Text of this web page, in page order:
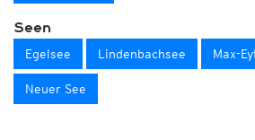
Seen
Egelsee Lindenbachsee Max-
Neuer See